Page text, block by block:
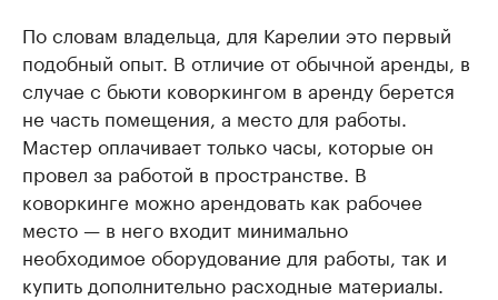
По словам владельца, для Карелии это первый
подобный опыт. В отличие от обычной аренды, в
случае с бьюти коворкингом в аренду берется
не часть помещения, а место для работы.
Мастер оплачивает только часы, которые он
провел за работой в пространстве. В
коворкинге можно арендовать как рабочее
место — в него входит минимально
необходимое оборудование для работы, так и
купить дополнительно расходные материалы.